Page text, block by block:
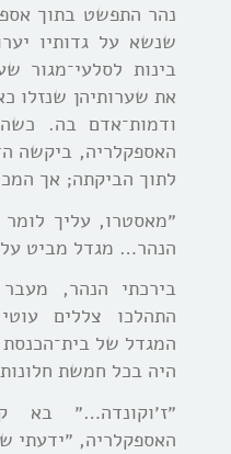
נהר התפשט בתוך
שנשא על גדותיו
בינות לסלעי־מגור
את שערותיהן שנזלו
ודמות־אדם בה.
האספקלריה, ביקשה
לתוך הביקתה; אך
״מאסטרו, עליך
הנהר… מגדל מביט
בירכתי הנהר,
התהלכו צללים
המגדל של
היה בכל חמשת
״ז׳וקונדה…״
האספקלריה, ״ידעתי